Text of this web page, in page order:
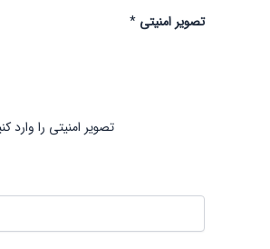
تصویر امنیتی *
تصویر امنیتی را وارد